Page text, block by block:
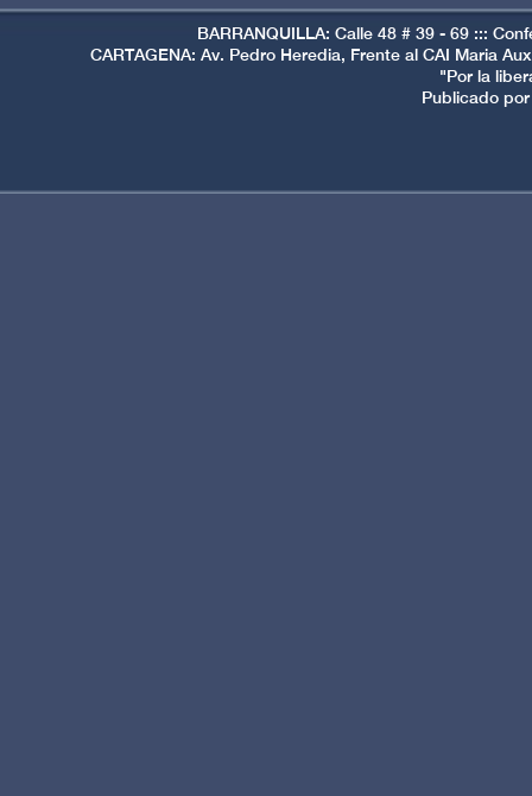
BARRANQUILLA: Calle 48 # 39 - 69 :::
CARTAGENA: Av. Pedro Heredia, Frente al CAI Maria
"Por la
Publicado